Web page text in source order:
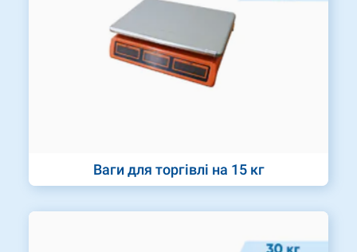
Ваги для торгівлі на 15 кг